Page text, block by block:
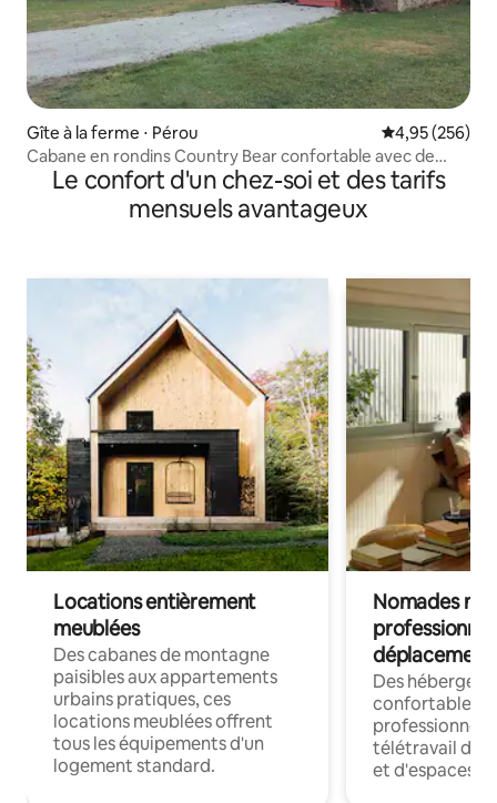
Gîte à la ferme ⋅ Pérou Évaluation
4,95 (256)
Cabane en rondins Country Bear confortable avec de
nombreux équipements
Le confort d'un chez-soi et des tarifs
mensuels avantageux
Locations entièrement
meublées
Des cabanes de montagne
paisibles aux appartements
urbains pratiques, ces
locations meublées offrent
tous les équipements d'un
logement standard.
Nomades
déplacement
Des
confortables
professionnels
télétravail
et d'espaces